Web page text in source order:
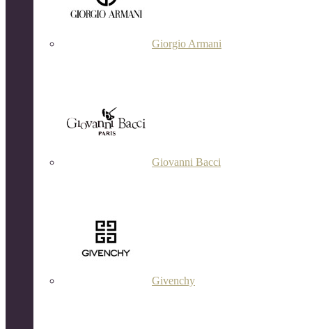
Giorgio Armani
Giovanni Bacci
Givenchy